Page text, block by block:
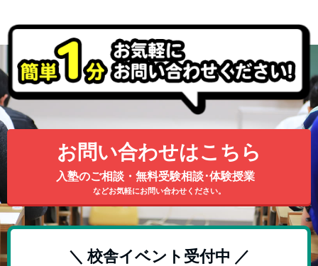
お問い合わせはこちら
入塾のご相談・無料受験相談･体験授業
などお気軽にお問い合わせください。
＼ 校舎イベント受付中 ／